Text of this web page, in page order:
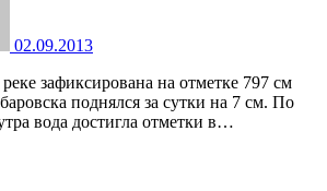
02.09.2013
поднялся за сутки на 7 см. По
вода достигла отметки в…